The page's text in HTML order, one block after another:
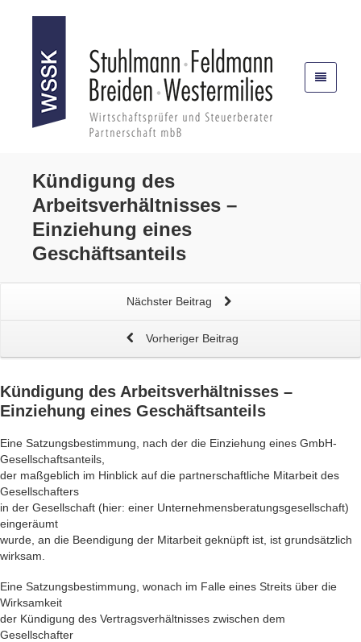
Kündigung des
Arbeitsverhältnisses –
Einziehung eines
Geschäftsanteils
Nächster Beitrag
Vorheriger Beitrag
Kündigung des Arbeitsverhältnisses –
Einziehung eines Geschäftsanteils
Eine Satzungsbestimmung, nach der die Einziehung eines GmbH-
Gesellschaftsanteils,
der maßgeblich im Hinblick auf die partnerschaftliche Mitarbeit des
Gesellschafters
in der Gesellschaft (hier: einer Unternehmensberatungsgesellschaft)
eingeräumt
wurde, an die Beendigung der Mitarbeit geknüpft ist, ist grundsätzlich
wirksam.
Eine Satzungsbestimmung, wonach im Falle eines Streits über die
Wirksamkeit
der Kündigung des Vertragsverhältnisses zwischen dem
Gesellschafter